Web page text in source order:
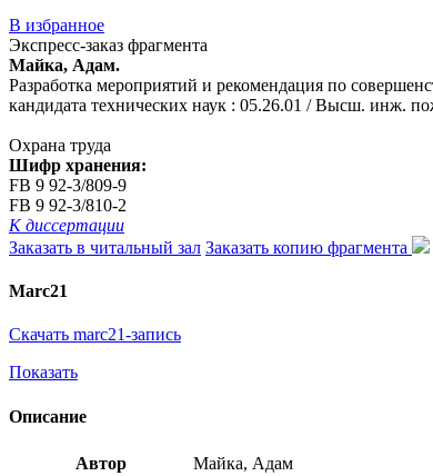
В избранное
Экспресс-заказ фрагмента
Майка, Адам.
Разработка мероприятий и рекомендация по
кандидата технических наук : 05.26.01 / Высш. инж.
Охрана труда
Шифр хранения:
FB 9 92-3/809-9
FB 9 92-3/810-2
К диссертации
Заказать в читальный зал Заказать копию фрагмента
Marc21
Скачать marc21-запись
Показать
Описание
Автор
Майка, Адам